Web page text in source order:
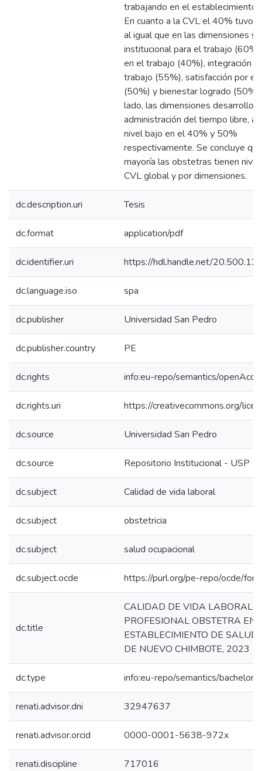
trabajando en el establecimiento
En cuanto a la CVL el 40% tuvo
al igual que en las dimensiones
institucional para el trabajo
en el trabajo (40%), integración
trabajo (55%), satisfacción por el
(50%) y bienestar logrado
lado, las dimensiones desarrollo
administración del tiempo libre,
nivel bajo en el 40% y 50%
respectivamente. Se concluye
mayoría las obstetras tienen
CVL global y por dimensiones.
dc.description.uri Tesis
dc.format application/pdf
dc.identifier.uri https://hdl.handle.net/
dc.language.iso spa
dc.publisher Universidad San Pedro
dc.publisher.country PE
dc.rights info:eu-repo/semantics/
dc.rights.uri https://creativecommons.org/
dc.source Universidad San Pedro
dc.source Repositorio Institucional - USP
dc.subject Calidad de vida laboral
dc.subject obstetricia
dc.subject salud ocupacional
dc.subject.ocde https://purl.org/pe-repo/ocde/
dc.title
CALIDAD DE VIDA LABORAL
PROFESIONAL OBSTETRA EN
ESTABLECIMIENTO DE SALUD
DE NUEVO CHIMBOTE, 2023
dc.type info:eu-repo/semantics/
renati.advisor.dni 32947637
renati.advisor.orcid 0000-0001-5638-972x
renati.discipline 717016